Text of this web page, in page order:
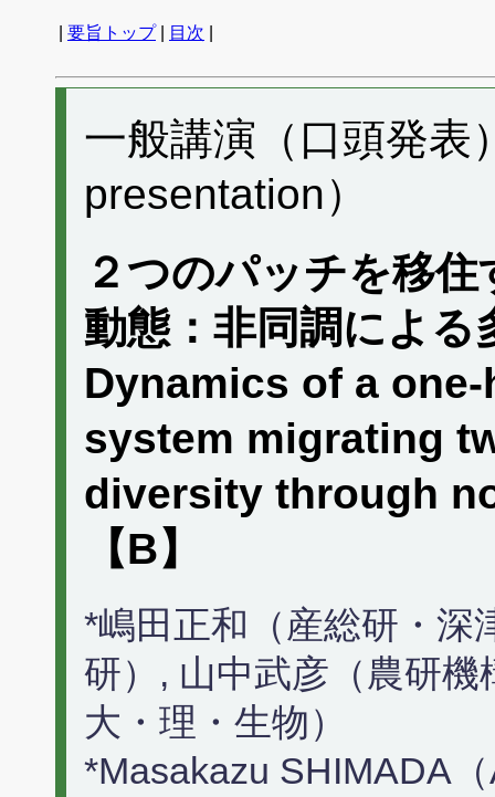
要旨トップ| 目次
一般講演（口頭発
presentation）
２つのパッチを移
動態：非同調による
Dynamics of a
system migrating
diversity through
【B】
*嶋田正和（産総研・深
研）, 山中武彦（農研
大・理・生物）
*Masakazu SHIMADA